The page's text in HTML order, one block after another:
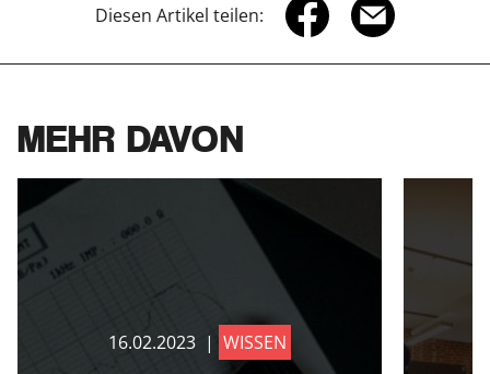
Diesen Artikel teilen:
MEHR DAVON
16.02.2023 | WISSEN